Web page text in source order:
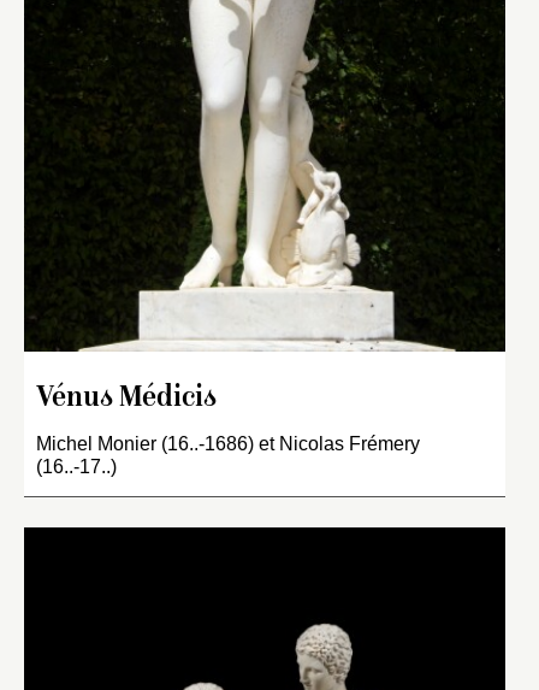
Vénus Médicis
Michel Monier (16..-1686) et Nicolas Frémery
(16..-17..)